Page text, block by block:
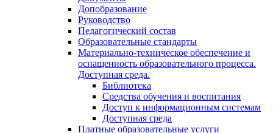
Допобразование
Руководство
Педагогический состав
Образовательные стандарты
Материально-техническое обеспечение и
оснащенность образовательного процесса.
Доступная среда.
Библиотека
Средства обучения и воспитания
Доступ к информационным системам
Доступная среда
Платные образовательные услуги